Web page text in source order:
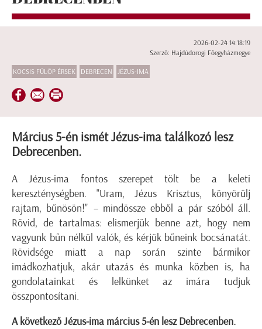
2026-02-24 14:18:19
Szerző: Hajdúdorogi Főegyházmegye
KOCSIS FÜLÖP ÉRSEK DEBRECEN JÉZUS-IMA
Március 5-én ismét Jézus-ima találkozó lesz
Debrecenben.
A Jézus-ima fontos szerepet tölt be a keleti
kereszténységben. "Uram, Jézus Krisztus, könyörülj
rajtam, bűnösön!" – mindössze ebből a pár szóból áll.
Rövid, de tartalmas: elismerjük benne azt, hogy nem
vagyunk bűn nélkül valók, és kérjük bűneink bocsánatát.
Rövidsége miatt a nap során szinte bármikor
imádkozhatjuk, akár utazás és munka közben is, ha
gondolatainkat és lelkünket az imára tudjuk
összpontosítani.
A következő Jézus-ima március 5-én lesz Debrecenben.